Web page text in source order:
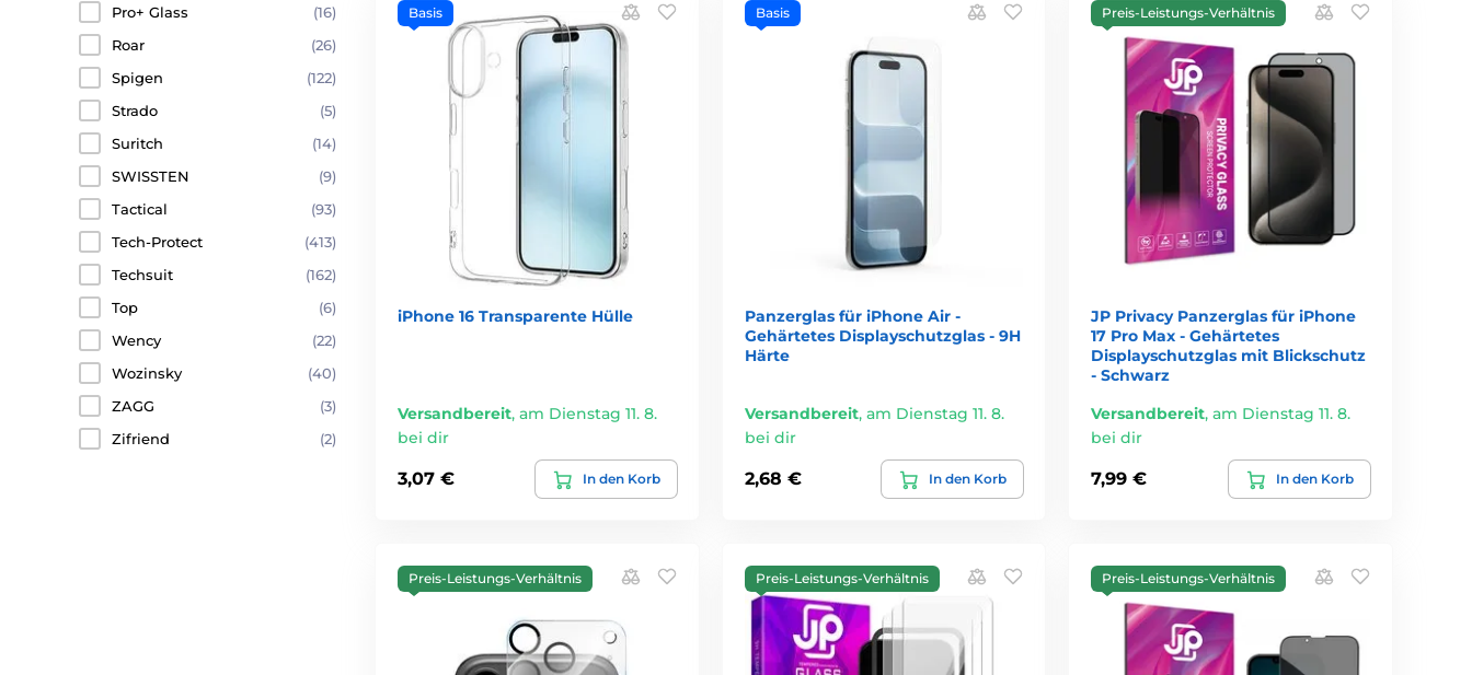
Pro+ Glass
(16)
Roar
(26)
Spigen
(122)
Strado
(5)
Suritch
(14)
SWISSTEN
(9)
Tactical
(93)
Tech-Protect
(413)
Techsuit
(162)
Top
(6)
Wency
(22)
Wozinsky
(40)
ZAGG
(3)
Zifriend
(2)
Basis
iPhone 16 Transparente Hülle
Versandbereit, am Dienstag 11. 8.
bei dir
3,07 € In den Korb
Basis
Panzerglas für iPhone Air -
Gehärtetes Displayschutzglas - 9H
Härte
Versandbereit, am Dienstag 11. 8.
bei dir
2,68 € In den Korb
Preis-Leistungs-Verhältnis
JP Privacy Panzerglas für iPhone
17 Pro Max - Gehärtetes
Displayschutzglas mit Blickschutz
- Schwarz
Versandbereit,am Dienstag 11. 8.
bei dir
7,99 € In den Korb
Preis-Leistungs-Verhältnis Preis-Leistungs-Verhältnis Preis-Leistungs-Verhältnis